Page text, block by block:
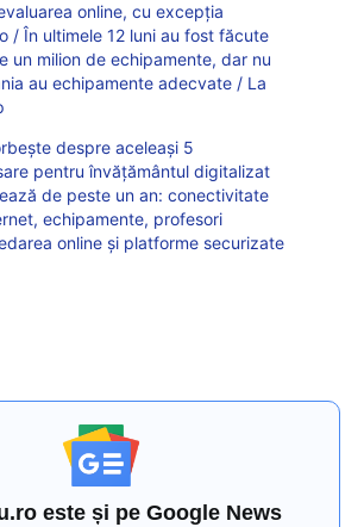
online, cu excepția
/ În ultimele 12 luni au fost făcute
un milion de echipamente, dar nu
au echipamente adecvate / La
despre aceleași 5
pentru învăţământul digitalizat
de peste un an: conectivitate
echipamente, profesori
online și platforme securizate
este și pe Google News